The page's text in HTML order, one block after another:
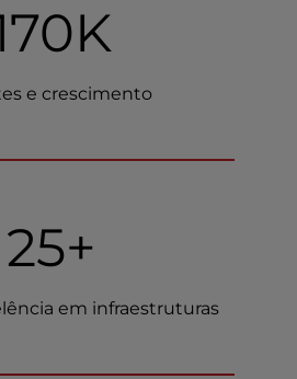
e crescimento
25+
em infraestruturas